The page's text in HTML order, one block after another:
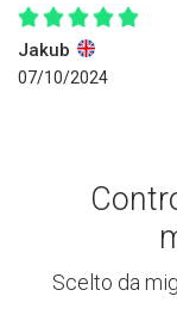
Jakub
07/10/2024
Scelto da